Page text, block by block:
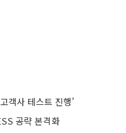
객사 테스트 진행’
공략 본격화